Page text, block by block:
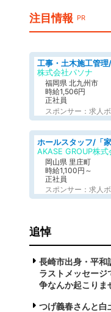
注目情報 PR
株式会社パソナ
福岡県 北九州市
時給1,506円
正社員
スポンサー：求人
AKASE GROUP株式
岡山県 里庄町
時給1,100円～
正社員
スポンサー：求人
追悼
長崎市出身・平
ラストメッセー
争なんか起こりま
つげ義春さんと